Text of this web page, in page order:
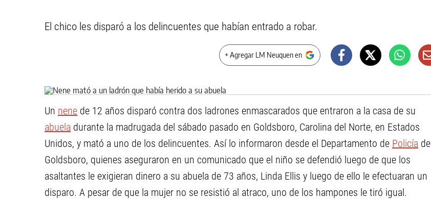
El chico les disparó a los delincuentes que habían entrado a robar.
+ Agregar LM Neuquen en
Un nene de 12 años disparó contra dos ladrones enmascarados que entraron a la casa de su
abuela durante la madrugada del sábado pasado en Goldsboro, Carolina del Norte, en Estados
Unidos, y mató a uno de los delincuentes. Así lo informaron desde el Departamento de Policía de
Goldsboro, quienes aseguraron en un comunicado que el niño se defendió luego de que los
asaltantes le exigieran dinero a su abuela de 73 años, Linda Ellis y luego de ello le efectuaran un
disparo. A pesar de que la mujer no se resistió al atraco, uno de los hampones le tiró igual.